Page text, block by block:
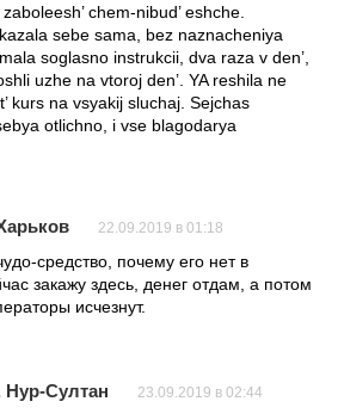
chem-nibud’ eshche.
sebe sama, bez naznacheniya
soglasno instrukcii, dva raza v den’,
uzhe na vtoroj den’. YA reshila ne
kurs na vsyakij sluchaj. Sejchas
otlichno, i vse blagodarya
22.09.2019 в 01:18
средство, почему его нет в
закажу здесь, денег отдам, а потом
исчезнут.
Нур-Султан 23.09.2019 в 02:44